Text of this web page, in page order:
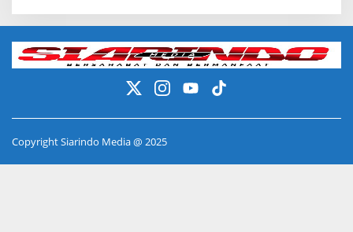
Copyright Siarindo Media @ 2025